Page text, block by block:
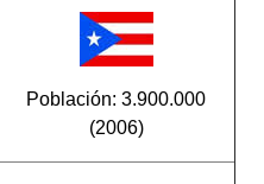
Población: 3.900.000
(2006)